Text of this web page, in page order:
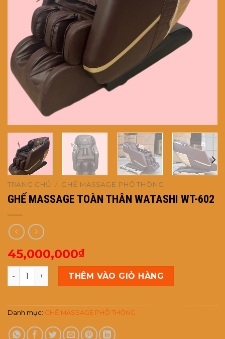
TRANG CHỦ / GHẾ MASSAGE PHỔ THÔNG
GHẾ MASSAGE TOÀN THÂN WATASHI WT-602
45,000,000₫
GHẾ MASSAGE TOÀN THÂN WATASHI WT-602 số lượng
THÊM VÀO GIỎ HÀNG
Danh mục: GHẾ MASSAGE PHỔ THÔNG